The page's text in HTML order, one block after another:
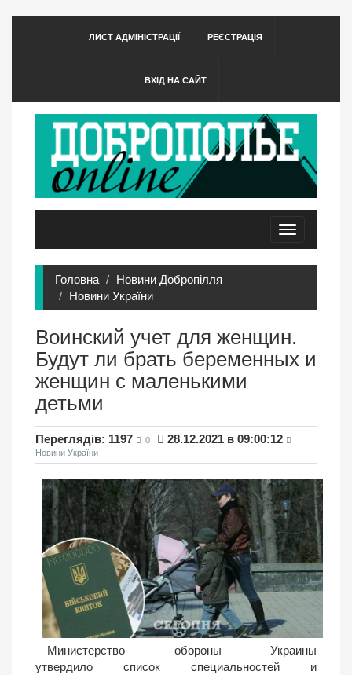
ЛИСТ АДМІНІСТРАЦІЇ РЕЄСТРАЦІЯ
ВХІД НА САЙТ
Toggle
navigation
Головна
Новини Добропілля
Новини України
Воинский учет для женщин.
Будут ли брать беременных и
женщин с маленькими
детьми
Переглядів: 1197 0 28.12.2021 в 09:00:12
Новини України
Министерство обороны Украины
утвердило список специальностей и